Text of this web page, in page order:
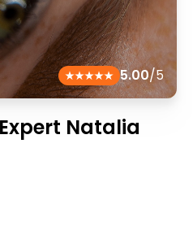
5.00/5
Natalia